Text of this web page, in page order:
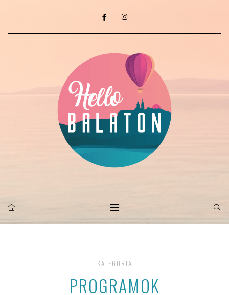
KATEGÓRIA
PROGRAMOK